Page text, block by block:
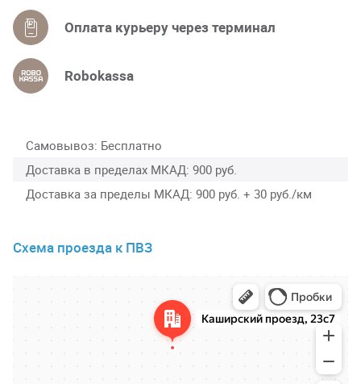
Оплата курьеру через терминал
Robokassa
Самовывоз Бесплатно
Доставка в пределах МКАД 900 руб.
Доставка за пределы МКАД 900 руб. + 30 руб./км
Схема проезда к ПВЗ